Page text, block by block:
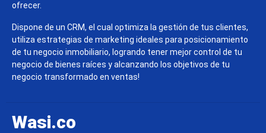
ofrecer.
Dispone de un CRM, el cual optimiza la gestión de tus clientes,
utiliza estrategias de marketing ideales para posicionamiento
de tu negocio inmobiliario, logrando tener mejor control de tu
negocio de bienes raíces y alcanzando los objetivos de tu
negocio transformado en ventas!
Wasi.co